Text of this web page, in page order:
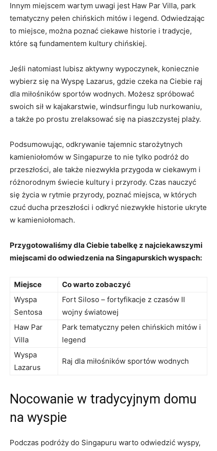
Innym⁣ miejscem wartym uwagi ⁢jest‌ Haw Par‍ Villa, park
tematyczny ⁤pełen chińskich mitów i legend. ⁣Odwiedzając
to miejsce,⁢ można poznać ciekawe historie i tradycje,
które są fundamentem kultury chińskiej.
Jeśli natomiast lubisz aktywny‍ wypoczynek, ⁣koniecznie
wybierz​ się na Wyspę Lazarus, gdzie czeka na Ciebie raj
dla miłośników ⁤sportów​ wodnych. Możesz spróbować
‌swoich sił⁤ w‍ kajakarstwie,⁤ windsurfingu lub nurkowaniu,
a ‌także⁤ po prostu ⁤zrelaksować się na piaszczystej plaży.
Podsumowując,‌ odkrywanie tajemnic starożytnych
kamieniołomów‍ w Singapurze to nie⁣ tylko podróż do
przeszłości, ale także niezwykła przygoda w ciekawym⁤ i
różnorodnym‍ świecie kultury i przyrody. Czas nauczyć
⁣się życia w rytmie przyrody, poznać miejsca, w których
czuć ⁣ducha przeszłości i odkryć niezwykłe historie ukryte
‍w kamieniołomach.
Przygotowaliśmy dla‌ Ciebie tabelkę z najciekawszymi
miejscami do odwiedzenia na Singapurskich ⁣wyspach:
Miejsce
Co warto​ zobaczyć
Wyspa
Sentosa
Fort ⁢Siloso – fortyfikacje ‌z czasów II
wojny światowej
Haw Par⁤
Villa
Park⁢ tematyczny pełen ⁢chińskich⁢ mitów i
legend
Wyspa
⁢Lazarus
Raj⁢ dla ⁣miłośników sportów wodnych
Nocowanie ⁣w tradycyjnym domu
na ⁤wyspie
Podczas podróży do Singapuru warto odwiedzić⁤ wyspy,